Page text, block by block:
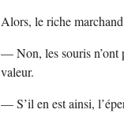
Alors, le riche
— Non, les souris n’ont
valeur.
— S’il en est ainsi,